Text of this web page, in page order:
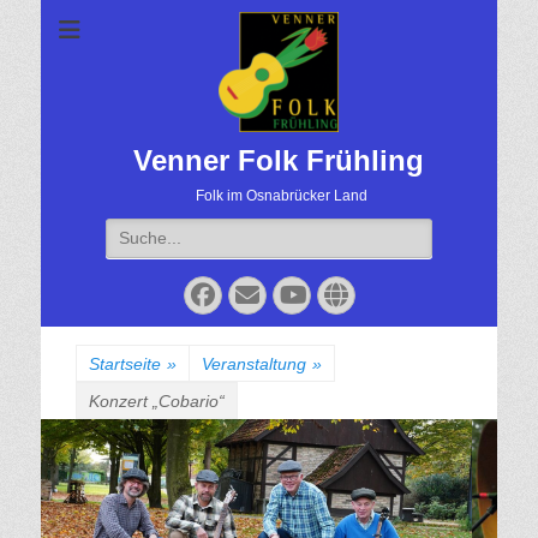
Venner Folk Frühling
Folk im Osnabrücker Land
Suche
für:
Facebook
EmailYouTube
Website
Startseite » Veranstaltung »
Konzert „Cobario“